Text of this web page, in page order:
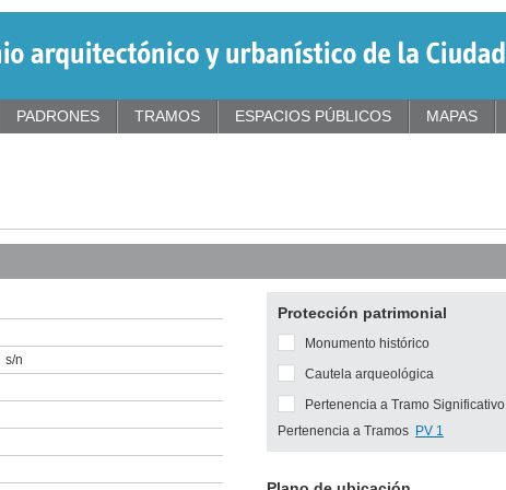
s/n
Protección patrimonial
Monumento histórico
Cautela arqueológica
Pertenencia a Tramo Significativo
Pertenencia a Tramos PV 1
PADRONES TRAMOS ESPACIOS PÚBLICOS MAPAS